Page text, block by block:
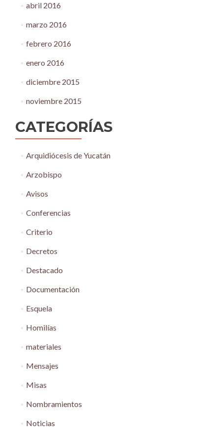
abril 2016
marzo 2016
febrero 2016
enero 2016
diciembre 2015
noviembre 2015
CATEGORÍAS
Arquidiócesis de Yucatán
Arzobispo
Avisos
Conferencias
Criterio
Decretos
Destacado
Documentación
Esquela
Homilías
materiales
Mensajes
Misas
Nombramientos
Noticias